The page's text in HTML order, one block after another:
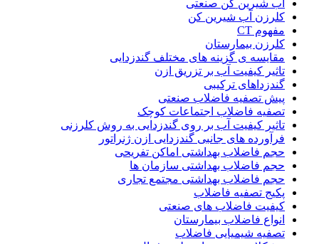
آب شیرین کن صنعتی
کلرزن آب شیرین کن
مفهوم CT
کلرزن بیمارستان
مقایسه ی گزینه های مختلف گندزدایی
تاثیر کیفیت آب بر تزریق ازن
گندزداهای ترکیبی
پیش تصفیه فاضلاب صنعتی
تصفیه فاضلاب اجتماعات کوچک
تاثیر کیفیت آب بر روی گندزدایی به روش کلرزنی
فرآورده های جانبی گندزدایی ازن ژنراتور
حجم فاضلاب بهداشتی اماکن تفریحی
حجم فاضلاب بهداشتی سازمان ها
حجم فاضلاب بهداشتی مجتمع تجاری
پکیج تصفیه فاضلاب
کیفیت فاضلاب های صنعتی
انواع فاضلاب بیمارستان
تصفیه شیمیایی فاضلاب